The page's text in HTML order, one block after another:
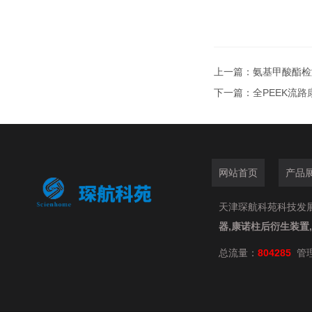
上一篇： 氨基甲酸酯
下一篇： 全PEEK流路
网站首页 产品
天津琛航科苑科技发
器,康诺柱后衍生装
总流量： 804285 管